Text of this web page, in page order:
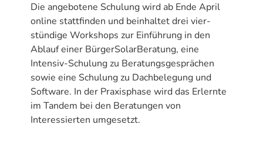
Die angebotene Schulung wird ab Ende April
online stattfinden und beinhaltet drei vier-
stündige Workshops zur Einführung in den
Ablauf einer BürgerSolarBeratung, eine
Intensiv-Schulung zu Beratungsgesprächen
sowie eine Schulung zu Dachbelegung und
Software. In der Praxisphase wird das Erlernte
im Tandem bei den Beratungen von
Interessierten umgesetzt.